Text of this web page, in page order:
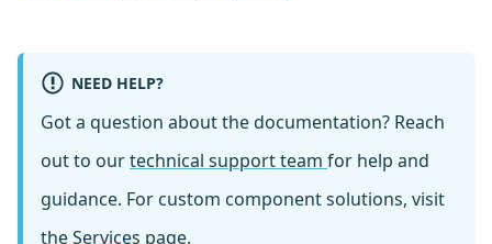
NEED HELP?
Got a question about the documentation? Reach
out to ourtechnical support team for help and
guidance. For custom component solutions, visit
theServices page.